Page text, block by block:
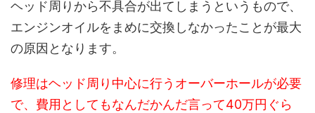
ヘッド周りから不具合が出てしまうというもので、
エンジンオイルをまめに交換しなかったことが最大
の原因となります。
修理はヘッド周り中心に行うオーバーホールが必要
で、費用としてもなんだかんだ言って40万円ぐら